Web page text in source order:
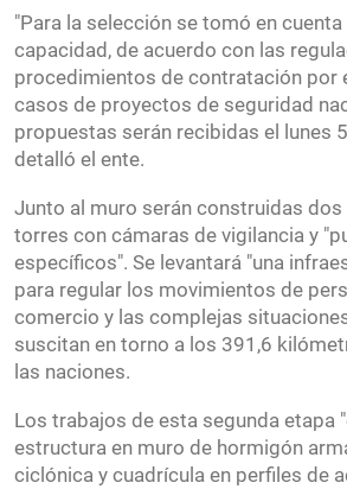
"Para la selección se tomó en
capacidad, de acuerdo con las
procedimientos de contratación por
casos de proyectos de seguridad
propuestas serán recibidas el lunes
detalló el ente.
Junto al muro serán construidas
torres con cámaras de vigilancia y
específicos". Se levantará "una
para regular los movimientos de
comercio y las complejas
suscitan en torno a los 391,6
las naciones.
Los trabajos de esta segunda etapa
estructura en muro de hormigón
ciclónica y cuadrícula en perfiles de